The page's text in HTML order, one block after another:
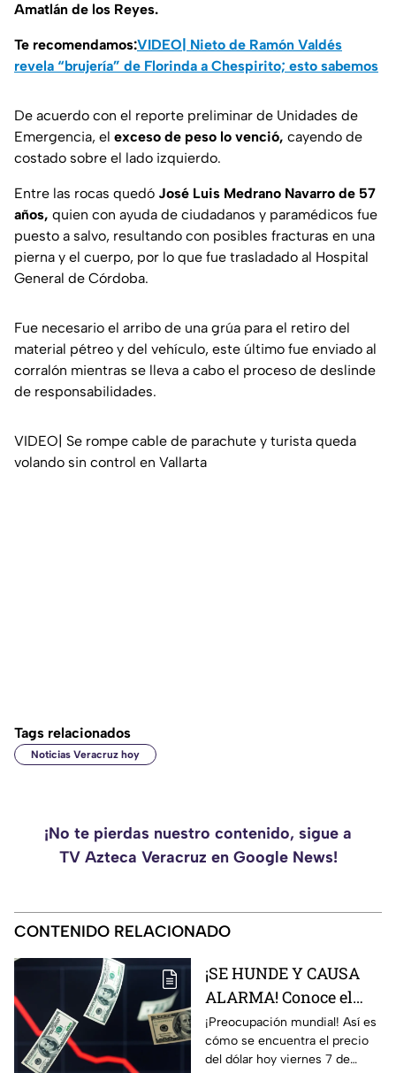
Amatlán de los Reyes.
Te recomendamos:VIDEO| Nieto de Ramón Valdés
revela “brujería” de Florinda a Chespirito; esto sabemos
De acuerdo con el reporte preliminar de Unidades de
Emergencia, el exceso de peso lo venció, cayendo de
costado sobre el lado izquierdo.
Entre las rocas quedó José Luis Medrano Navarro de 57
años, quien con ayuda de ciudadanos y paramédicos fue
puesto a salvo, resultando con posibles fracturas en una
pierna y el cuerpo, por lo que fue trasladado al Hospital
General de Córdoba.
Fue necesario el arribo de una grúa para el retiro del
material pétreo y del vehículo, este último fue enviado al
corralón mientras se lleva a cabo el proceso de deslinde
de responsabilidades.
VIDEO| Se rompe cable de parachute y turista queda
volando sin control en Vallarta
Tags relacionados
Noticias Veracruz hoy
¡No te pierdas nuestro contenido, sigue a
TV Azteca Veracruz en Google News!
CONTENIDO RELACIONADO
¡SE HUNDE Y CAUSA
ALARMA! Conoce el
precio del dólar hoy 7
de agosto 2026 en
Veracruz
¡Preocupación mundial! Así es
cómo se encuentra el precio
del dólar hoy viernes 7 de